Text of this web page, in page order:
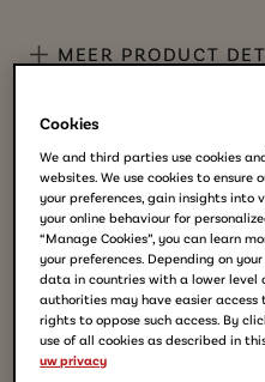
MEER PRODUCT
Wat is
IJskoffie is een koude
gemaakt met koffie,
karamel of chocolade.​
Hoe drink je
ijskoffie het
Cookies
We and third parties use cookies
websites. We use cookies to
your preferences, gain insights into
your online behaviour for
“Manage Cookies”, you can learn
your preferences. Depending on
data in countries with a lower
authorities may have easier
rights to oppose such access. By
use of all cookies as described in
uw privacy